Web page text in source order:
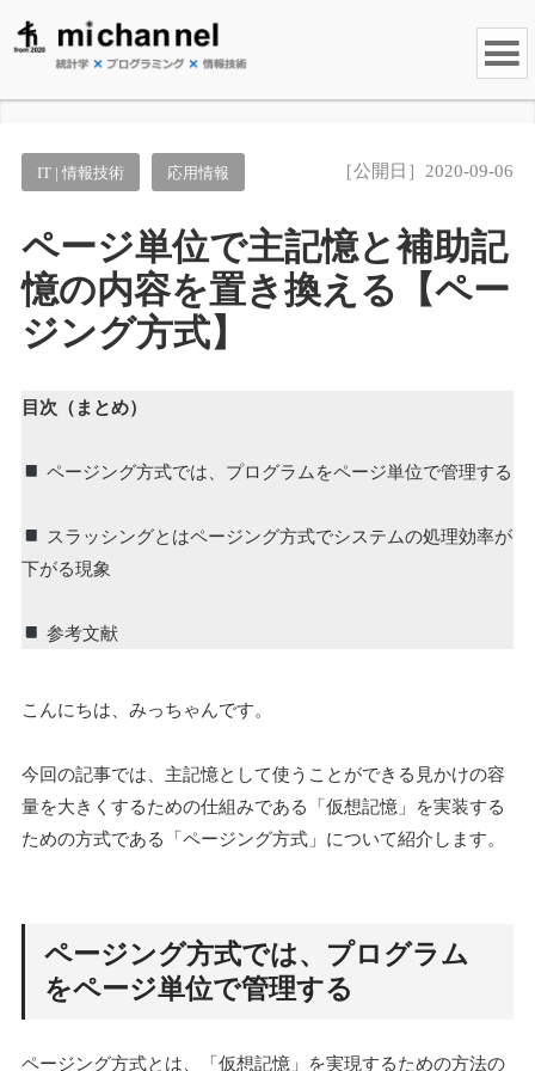
IT | 情報技術 応用情報 ［公開日］2020-09-06
ページ単位で主記憶と補助記
憶の内容を置き換える【ペー
ジング方式】
目次（まとめ）
ページング方式では、プログラムをページ単位で管理する
スラッシングとはページング方式でシステムの処理効率が
下がる現象
参考文献
こんにちは、みっちゃんです。
今回の記事では、主記憶として使うことができる見かけの容
量を大きくするための仕組みである「仮想記憶」を実装する
ための方式である「ページング方式」について紹介します。
ページング方式では、プログラム
をページ単位で管理する
ページング方式とは、「仮想記憶」を実現するための方法の